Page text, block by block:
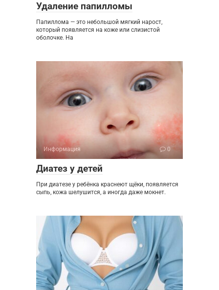
Удаление папилломы
Папиллома — это небольшой мягкий нарост,
который появляется на коже или слизистой
оболочке. На
Информация 0
Диатез у детей
При диатезе у ребёнка краснеют щёки, появляется
сыпь, кожа шелушится, а иногда даже мокнет.